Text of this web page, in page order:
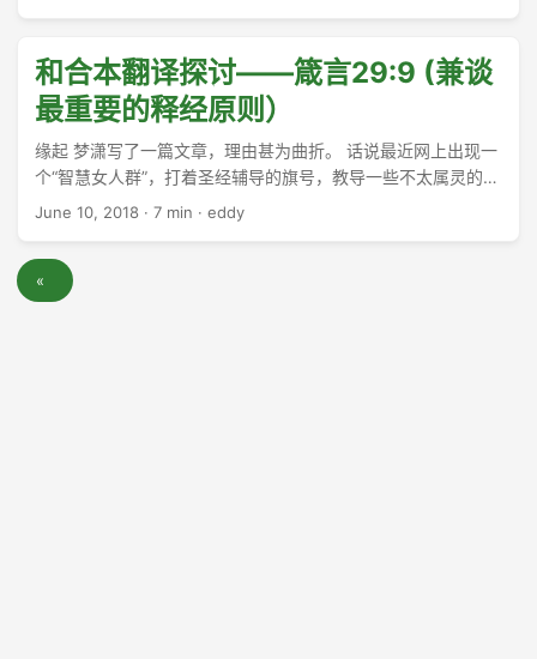
士是“基督教心理学”方向的主要推动者之一。 ...
和合本翻译探讨——箴言29:9 (兼谈
最重要的释经原则）
缘起 梦潇写了一篇文章，理由甚为曲折。 话说最近网上出现一
个“智慧女人群”，打着圣经辅导的旗号，教导一些不太属灵的手
段，并且还有骗钱的迹象。于是《生命季刊》有若干同工发文
技术的效果。其结论部分的大概思路是这样的： ...
June 10, 2018 · 7 min · eddy
«